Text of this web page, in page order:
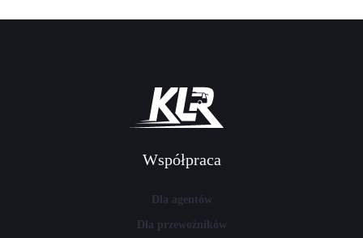
Współpraca
Dla agentów
Dla przewoźników